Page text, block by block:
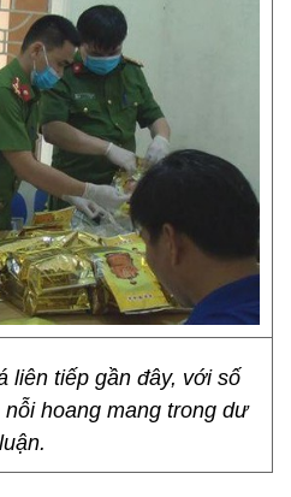
liên tiếp gần đây, với số
hoang mang trong dư
luận.